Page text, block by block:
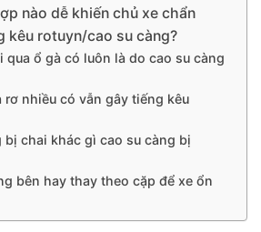
nào dễ khiến chủ xe chẩn
kêu rotuyn/cao su càng?
qua ổ gà có luôn là do cao su càng
rơ nhiều có vẫn gây tiếng kêu
bị chai khác gì cao su càng bị
bên hay thay theo cặp để xe ổn